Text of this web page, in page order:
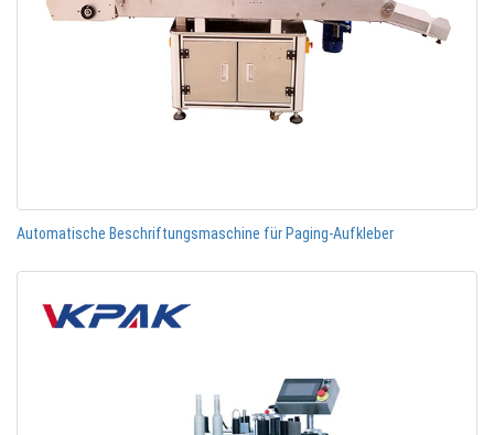
Automatische Beschriftungsmaschine für Paging-Aufkleber